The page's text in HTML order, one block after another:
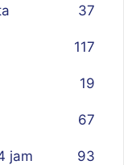
37
117
19
67
jam 93